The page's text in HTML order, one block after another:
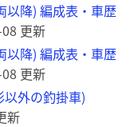
以降) 編成表・車歴
更新
以降) 編成表・車歴
更新
外の釣掛車)
新